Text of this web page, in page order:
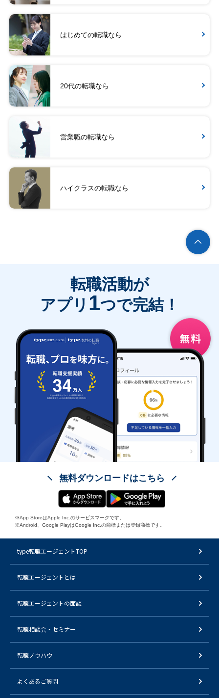
はじめての転職なら
20代の転職なら
営業職の転職なら
ハイクラスの転職なら
転職活動が
アプリ 1つで完結！
無料ダウンロードはこちら
※App StoreはApple Inc.のサービスマークです。
※Android、Google PlayはGoogle Inc.の商標または登録商標です。
type転職エージェントTOP
転職エージェントとは
転職エージェントの面談
転職相談会・セミナー
転職ノウハウ
よくあるご質問